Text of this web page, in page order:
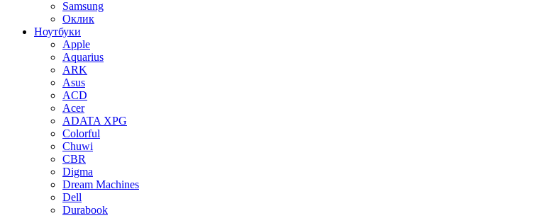
Samsung
Оклик
Ноутбуки
Apple
Aquarius
ARK
Asus
ACD
Acer
ADATA XPG
Colorful
Chuwi
CBR
Digma
Dream Machines
Dell
Durabook